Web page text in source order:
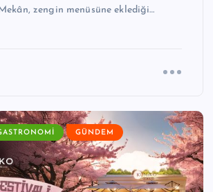
zengin menüsüne eklediği…
GÜNDEM